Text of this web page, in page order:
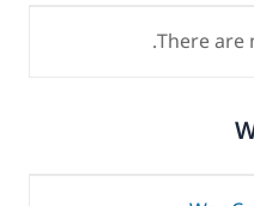
There are